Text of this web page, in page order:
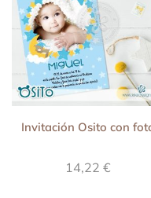
Invitación Osito con
14,22 €